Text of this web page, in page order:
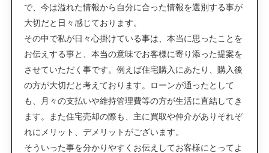
で、今は溢れた情報から自分に合った情報を選別する事が
大切だと日々感じております。
その中で私が日々心掛けている事は、本当に思ったことを
お伝えする事と、本当の意味でお客様に寄り添った提案を
させていただく事です。例えば住宅購入にあたり、購入後
の方が大切だと考えております。ローンが通ったとして
も、月々の支払いや維持管理費等の方が生活に直結してき
ます。また住宅売却の際も、主に買取や仲介がありそれぞ
れにメリット、デメリットがございます。
そういった事を分かりやすくお伝えしてお客様にとってよ